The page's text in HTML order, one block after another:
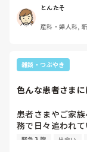
思って躊躇ってし
皆さんはどうさ
とんたそ
産科・婦人科,
雑談・つぶやき
色んな患者さま
患者さまやご家
務で日々追われて
面談中、医師や
緊急入院 出会い